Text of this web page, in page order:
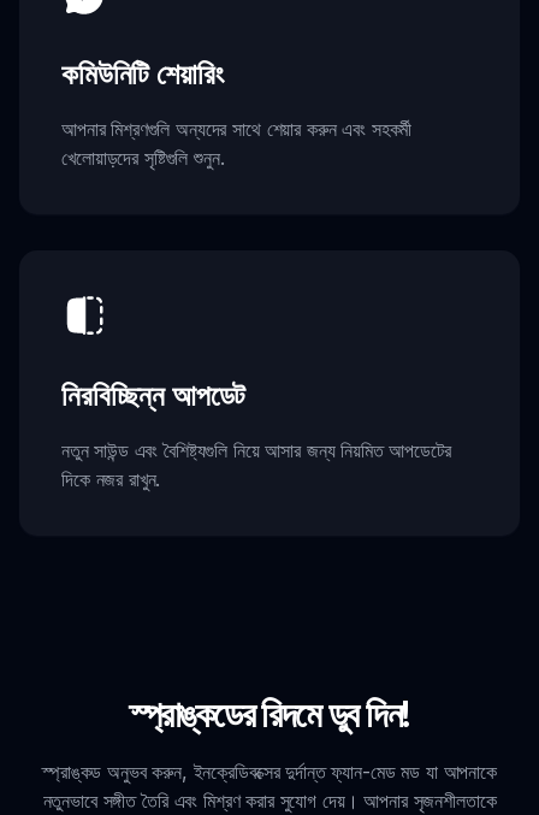
কমিউনিটি শেয়ারিং
আপনার মিশ্রণগুলি অন্যদের সাথে শেয়ার করুন এবং সহকর্মী
খেলোয়াড়দের সৃষ্টিগুলি শুনুন.
নিরবিচ্ছিন্ন আপডেট
নতুন সাউন্ড এবং বৈশিষ্ট্যগুলি নিয়ে আসার জন্য নিয়মিত আপডেটের
দিকে নজর রাখুন.
স্প্রাঙ্কডের রিদমে ডুব দিন!
স্প্রাঙ্কড অনুভব করুন, ইনক্রেডিবক্সের দুর্দান্ত ফ্যান-মেড মড যা আপনাকে
নতুনভাবে সঙ্গীত তৈরি এবং মিশ্রণ করার সুযোগ দেয়। আপনার সৃজনশীলতাকে